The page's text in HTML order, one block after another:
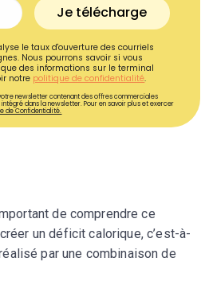
Je télécharge
le taux d'ouverture des courriels
Nous pourrons savoir si vous
des informations sur le terminal
notre politique de confidentialité.
newsletter contenant des offres commerciales
dans la newsletter. Pour en savoir plus et exercer
de Confidentialité.
de comprendre ce
un déficit calorique, c’est-à-
par une combinaison de
inédites de CROQ